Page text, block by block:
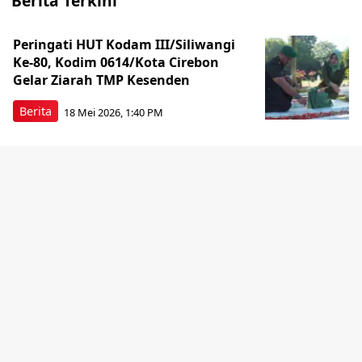
Berita
Peringati HUT Kodam III/Siliwangi
Ke-80, Kodim 0614/Kota Cirebon
Gelar Ziarah TMP Kesenden
18 Mei 2026, 1:40 PM